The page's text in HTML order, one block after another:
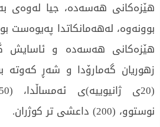
هێزەكانى هەسەدە، جيا لەوەى
بوونەوە، لەهەمانكاتدا پەيوەست
هێزەكانى هەسەدە و ئاسايش
زهوريان گەمارۆدا و شەڕ كەوتە
نوستوو، (200) داعشى تر كوژران.